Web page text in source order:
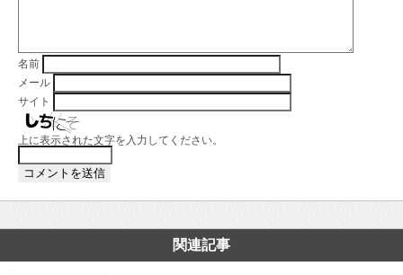
名前
メール
サイト
上に表示された文字を入力してください。
関連記事